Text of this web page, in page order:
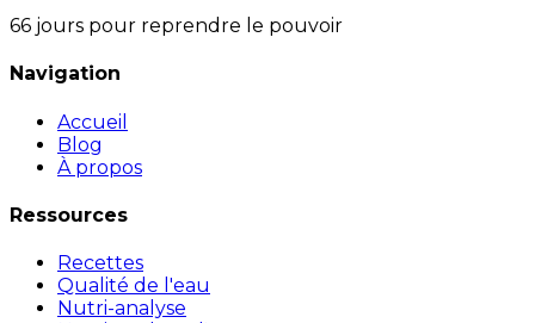
66 jours pour reprendre le pouvoir
Navigation
Accueil
Blog
À propos
Ressources
Recettes
Qualité de l'eau
Nutri-analyse